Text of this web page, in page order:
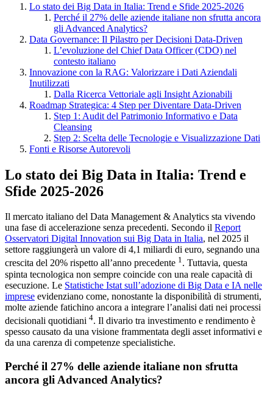
Lo stato dei Big Data in Italia: Trend e Sfide 2025-2026
Perché il 27% delle aziende italiane non sfrutta ancora
gli Advanced Analytics?
Data Governance: Il Pilastro per Decisioni Data-Driven
L’evoluzione del Chief Data Officer (CDO) nel
contesto italiano
Innovazione con la RAG: Valorizzare i Dati Aziendali
Inutilizzati
Dalla Ricerca Vettoriale agli Insight Azionabili
Roadmap Strategica: 4 Step per Diventare Data-Driven
Step 1: Audit del Patrimonio Informativo e Data
Cleansing
Step 2: Scelta delle Tecnologie e Visualizzazione Dati
Fonti e Risorse Autorevoli
Lo stato dei Big Data in Italia: Trend e
Sfide 2025-2026
Il mercato italiano del Data Management & Analytics sta vivendo
una fase di accelerazione senza precedenti. Secondo il Report
Osservatori Digital Innovation sui Big Data in Italia, nel 2025 il
settore raggiungerà un valore di 4,1 miliardi di euro, segnando una
crescita del 20% rispetto all’anno precedente 1. Tuttavia, questa
spinta tecnologica non sempre coincide con una reale capacità di
esecuzione. Le Statistiche Istat sull’adozione di Big Data e IA nelle
imprese evidenziano come, nonostante la disponibilità di strumenti,
molte aziende fatichino ancora a integrare l’analisi dati nei processi
decisionali quotidiani 4. Il divario tra investimento e rendimento è
spesso causato da una visione frammentata degli asset informativi e
da una carenza di competenze specialistiche.
Perché il 27% delle aziende italiane non sfrutta
ancora gli Advanced Analytics?